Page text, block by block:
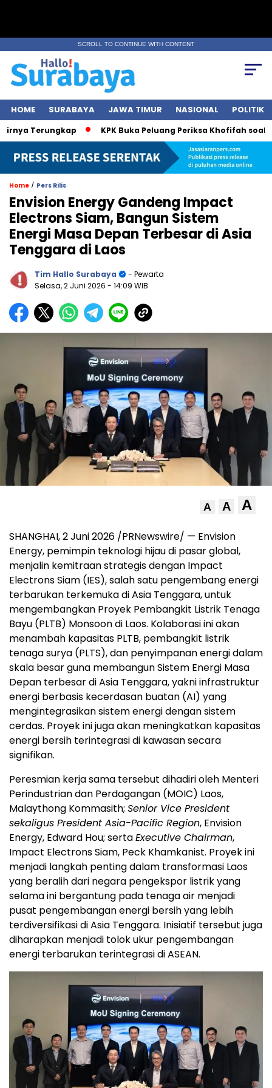
SCROLL TO CONTINUE WITH CONTENT
HOME SURABAYA JAWA TIMUR NASIONAL POLITIK
Terungkap KPK Buka Peluang Periksa Khofifah soal
Home / Pers Rilis
Envision Energy Gandeng Impact
Electrons Siam, Bangun Sistem
Energi Masa Depan Terbesar di Asia
Tenggara di Laos
Tim Hallo Surabaya
- Pewarta
Selasa, 2 Juni 2026 - 14:09 WIB
A A A
SHANGHAI, 2 Juni 2026 /PRNewswire/ — Envision
Energy, pemimpin teknologi hijau di pasar global,
menjalin kemitraan strategis dengan Impact
Electrons Siam (IES), salah satu pengembang energi
terbarukan terkemuka di Asia Tenggara, untuk
mengembangkan Proyek Pembangkit Listrik Tenaga
Bayu (PLTB) Monsoon di Laos. Kolaborasi ini akan
menambah kapasitas PLTB, pembangkit listrik
tenaga surya (PLTS), dan penyimpanan energi dalam
skala besar guna membangun Sistem Energi Masa
Depan terbesar di Asia Tenggara, yakni infrastruktur
energi berbasis kecerdasan buatan (AI) yang
mengintegrasikan sistem energi dengan sistem
cerdas. Proyek ini juga akan meningkatkan kapasitas
energi bersih terintegrasi di kawasan secara
signifikan.
Peresmian kerja sama tersebut dihadiri oleh Menteri
Perindustrian dan Perdagangan (MOIC) Laos,
Malaythong Kommasith; Senior Vice President
sekaligus President Asia-Pacific Region, Envision
Energy, Edward Hou; sertaExecutive Chairman,
Impact Electrons Siam, Peck Khamkanist. Proyek ini
menjadi langkah penting dalam transformasi Laos
yang beralih dari negara pengekspor listrik yang
selama ini bergantung pada tenaga air menjadi
pusat pengembangan energi bersih yang lebih
terdiversifikasi di Asia Tenggara. Inisiatif tersebut juga
diharapkan menjadi tolok ukur pengembangan
energi terbarukan terintegrasi di ASEAN.